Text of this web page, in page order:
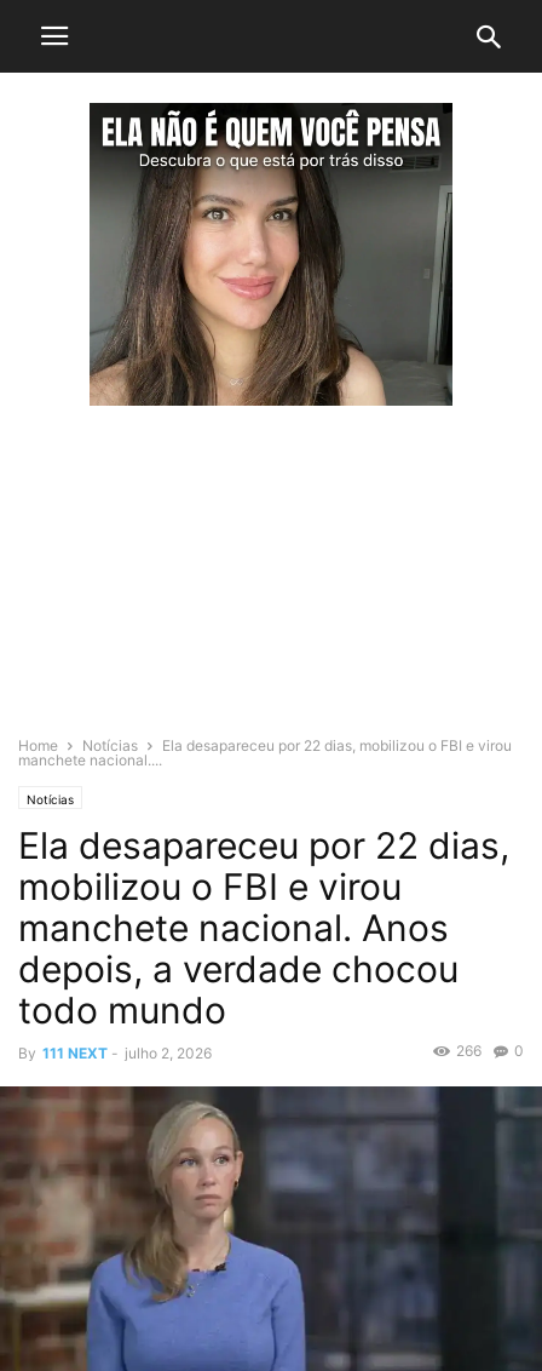
Home Notícias
Ela desapareceu por 22 dias, mobilizou o FBI e virou
manchete nacional....
Notícias
Ela desapareceu por 22 dias,
mobilizou o FBI e virou
manchete nacional. Anos
depois, a verdade chocou
todo mundo
By 111 NEXT - julho 2, 2026 0
266